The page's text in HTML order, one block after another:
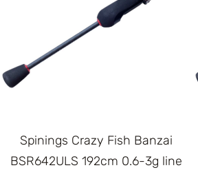
Spinings Crazy Fish Banzai
BSR642ULS 192cm 0.6-3g line